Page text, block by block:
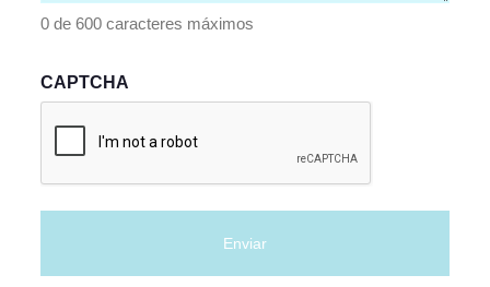
0 de 600 caracteres máximos
CAPTCHA